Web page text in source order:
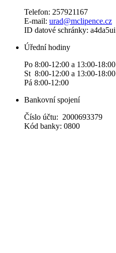
Telefon: 257921167
E-mail: urad@mclipence.cz
ID datové schránky: a4da5ui
Úřední hodiny
Po 8:00-12:00 a 13:00-18:00
St 8:00-12:00 a 13:00-18:00
Pá 8:00-12:00
Bankovní spojení
Číslo účtu: 2000693379
Kód banky: 0800